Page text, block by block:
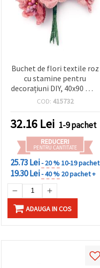
Buchet de flori textile roz
cu stamine pentru
decorațiuni DIY, 40x90 mm
– set de 6 bucăți
COD: 415732
32.16 Lei 1-9 pachet
REDUCERI
PENTRU CANTITATE
25.73 Lei- 20 %10-19 pachet
19.30 Lei- 40 % 20 pachet +
ADAUGA IN COS